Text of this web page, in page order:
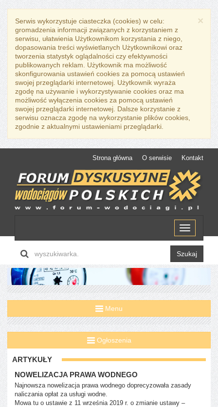
×
Serwis wykorzystuje ciasteczka (cookies) w celu:
gromadzenia informacji związanych z korzystaniem z
serwisu, ułatwienia Użytkownikom korzystania z niego,
dopasowania treści wyświetlanych Użytkownikowi oraz
tworzenia statystyk oglądalności czy efektywności
publikowanych reklam. Użytkownik ma możliwość
skonfigurowania ustawień cookies za pomocą ustawień
swojej przeglądarki internetowej. Użytkownik wyraża
zgodę na używanie i wykorzystywanie cookies oraz ma
możliwość wyłączenia cookies za pomocą ustawień
swojej przeglądarki internetowej. Dalsze korzystanie z
serwisu oznacza zgodę na wykorzystanie plików cookies,
zgodnie z aktualnymi ustawieniami przeglądarki.
Strona główna O serwisie Kontakt
Menu
Szukaj
Menu
Ogłoszenia
ARTYKUŁY
NOWELIZACJA PRAWA WODNEGO
Najnowsza nowelizacja prawa wodnego doprecyzowała zasady
naliczania opłat za usługi wodne.
Mowa tu o ustawie z 11 września 2019 r. o zmianie ustawy –